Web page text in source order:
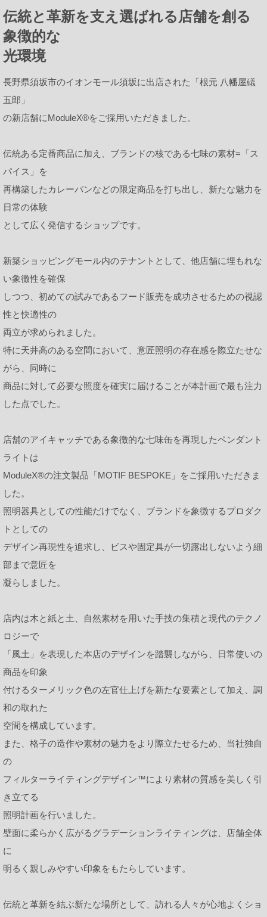
ModuleXクロニクル
会社概要
ニュース
採用情報
お問い合わせ サイトのご利用について
サイトマップ プライバシーポリシー
伝統と革新を支え選ばれる店舗を創る
象徴的な
光環境
長野県須坂市のイオンモール須坂に出店された「根元 八幡屋礒
五郎」
の新店舗にModuleX®をご採用いただきました。
伝統ある定番商品に加え、ブランドの核である七味の素材=「ス
パイス」を
再構築したカレーパンなどの限定商品を打ち出し、新たな魅力を
日常の体験
として広く発信するショップです。
新築ショッピングモール内のテナントとして、他店舗に埋もれな
い象徴性を確保
しつつ、初めての試みであるフード販売を成功させるための視認
性と快適性の
両立が求められました。
特に天井高のある空間において、意匠照明の存在感を際立たせな
がら、同時に
商品に対して必要な照度を確実に届けることが本計画で最も注力
した点でした。
店舗のアイキャッチである象徴的な七味缶を再現したペンダント
ライトは
ModuleX®の注文製品「MOTIF BESPOKE」をご採用いただきま
した。
照明器具としての性能だけでなく、ブランドを象徴するプロダク
トとしての
デザイン再現性を追求し、ビスや固定具が一切露出しないよう細
部まで意匠を
凝らしました。
店内は木と紙と土、自然素材を用いた手技の集積と現代のテクノ
ロジーで
「風土」を表現した本店のデザインを踏襲しながら、日常使いの
商品を印象
付けるターメリック色の左官仕上げを新たな要素として加え、調
和の取れた
空間を構成しています。
また、格子の造作や素材の魅力をより際立たせるため、当社独自
の
フィルターライティングデザイン™︎により素材の質感を美しく引
き立てる
照明計画を行いました。
壁面に柔らかく広がるグラデーションライティングは、店舗全体
に
明るく親しみやすい印象をもたらしています。
伝統と革新を結ぶ新たな場所として、訪れる人々が心地よくショ